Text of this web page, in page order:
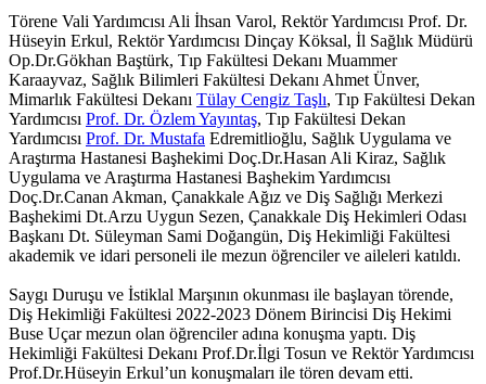
Törene Vali Yardımcısı Ali İhsan Varol, Rektör Yardımcısı Prof. Dr.
Hüseyin Erkul, Rektör Yardımcısı Dinçay Köksal, İl Sağlık Müdürü
Op.Dr.Gökhan Baştürk, Tıp Fakültesi Dekanı Muammer
Karaayvaz, Sağlık Bilimleri Fakültesi Dekanı Ahmet Ünver,
Mimarlık Fakültesi Dekanı Tülay Cengiz Taşlı, Tıp Fakültesi Dekan
Yardımcısı Prof. Dr. Özlem Yayıntaş, Tıp Fakültesi Dekan
Yardımcısı Prof. Dr. Mustafa Edremitlioğlu, Sağlık Uygulama ve
Araştırma Hastanesi Başhekimi Doç.Dr.Hasan Ali Kiraz, Sağlık
Uygulama ve Araştırma Hastanesi Başhekim Yardımcısı
Doç.Dr.Canan Akman, Çanakkale Ağız ve Diş Sağlığı Merkezi
Başhekimi Dt.Arzu Uygun Sezen, Çanakkale Diş Hekimleri Odası
Başkanı Dt. Süleyman Sami Doğangün, Diş Hekimliği Fakültesi
akademik ve idari personeli ile mezun öğrenciler ve aileleri katıldı.
Saygı Duruşu ve İstiklal Marşının okunması ile başlayan törende,
Diş Hekimliği Fakültesi 2022-2023 Dönem Birincisi Diş Hekimi
Buse Uçar mezun olan öğrenciler adına konuşma yaptı. Diş
Hekimliği Fakültesi Dekanı Prof.Dr.İlgi Tosun ve Rektör Yardımcısı
Prof.Dr.Hüseyin Erkul’un konuşmaları ile tören devam etti.